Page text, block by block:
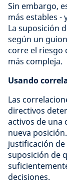
Sin embargo,
más estables -
La suposición
según un
corre el riesgo
más compleja.
Usando
Las
directivos
activos de una
nueva
justificación
suposición de
decisiones.